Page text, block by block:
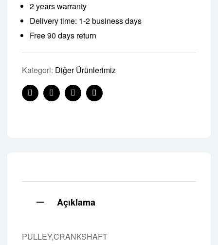
2 years warranty
Delivery time: 1-2 business days
Free 90 days return
Kategori: Diğer Ürünlerimiz
FacebookTwitterLinkedinPinterest
Açıklama
PULLEY,CRANKSHAFT